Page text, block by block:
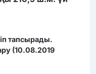
тапсырады.
(10.08.2019